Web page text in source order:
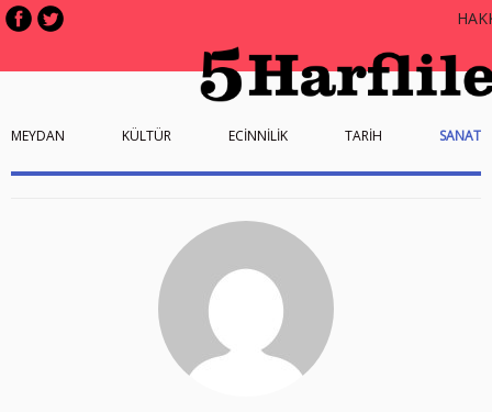
MEYDAN KÜLTÜR ECİNNİLİK TARİH SANAT